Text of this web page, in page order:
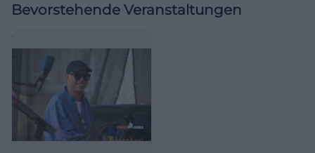
Bevorstehende Veranstaltungen